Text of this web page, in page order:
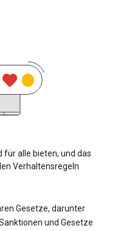
für alle bieten, und das
Verhaltensregeln
Gesetze, darunter
und Gesetze